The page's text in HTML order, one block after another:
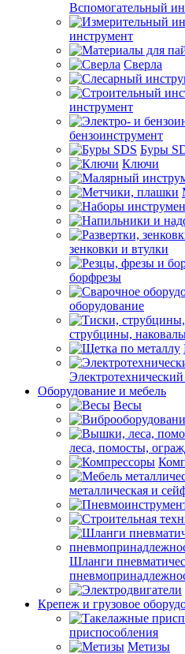
Вспомогательный
инструмент
Сверла
инструмент
бензоинструмент
Буры
Ключи
зенковки и втулки
борфрезы
оборудование
струбцины,
Оборудование и мебель
Весы
леса, помосты,
металлическая и
Шланги
Крепеж и грузовое
приспособления
Метизы